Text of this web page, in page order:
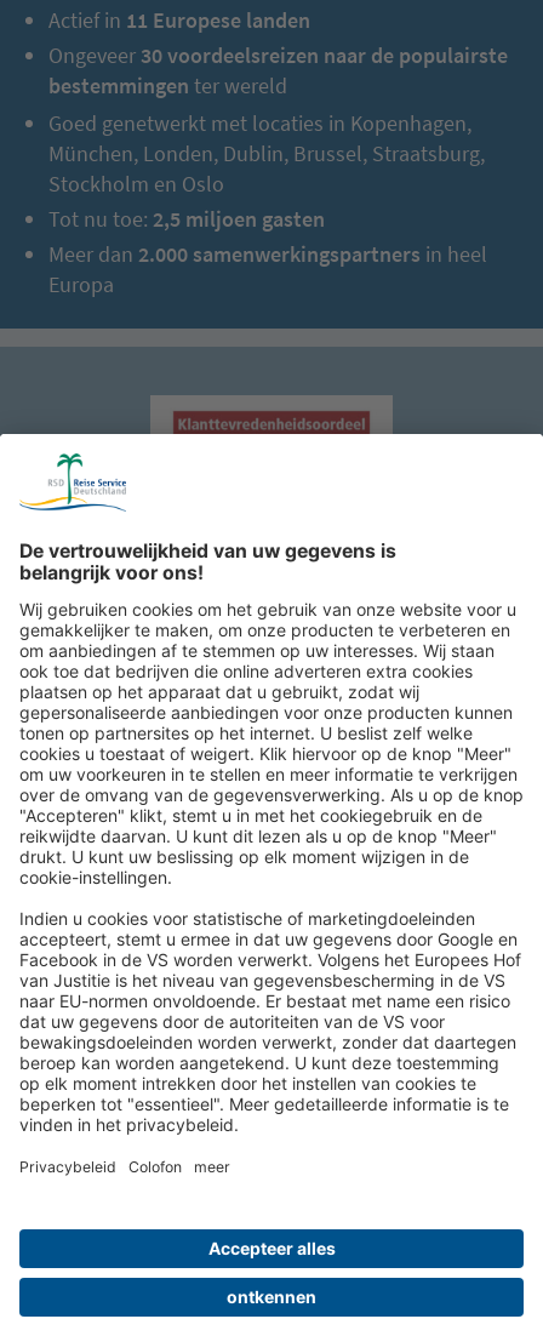
Actief in 11 Europese landen
Ongeveer 30 voordeelsreizen naar de populairste
bestemmingen ter wereld
Goed genetwerkt met locaties in Kopenhagen,
München, Londen, Dublin, Brussel, Straatsburg,
Stockholm en Oslo
Tot nu toe: 2,5 miljoen gasten
Meer dan 2.000 samenwerkingspartners in heel
Europa
Reispost via de e-mailnieuwsbrief:
In de toekomst sturen wij u graag onze mooiste reizen per e-
mail toe!
Schrijf je nu in!
Cookie-instellingen
ARV
Reisverzekering